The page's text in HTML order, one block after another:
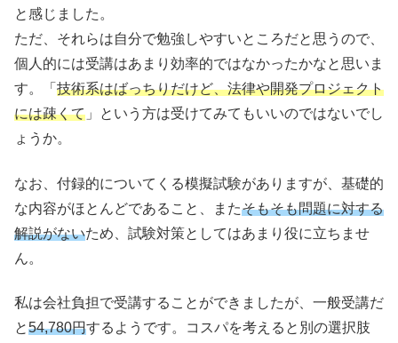
と感じました。
ただ、それらは自分で勉強しやすいところだと思うので、
個人的には受講はあまり効率的ではなかったかなと思いま
す。「 技術系はばっちりだけど、法律や開発プロジェクト
には疎くて 」という方は受けてみてもいいのではないでし
ょうか。
なお、付録的についてくる模擬試験がありますが、基礎的
な内容がほとんどであること、またそもそも問題に対する
解説がないため、試験対策としてはあまり役に立ちませ
ん。
私は会社負担で受講することができましたが、一般受講だ
と54,780円するようです。コスパを考えると別の選択肢